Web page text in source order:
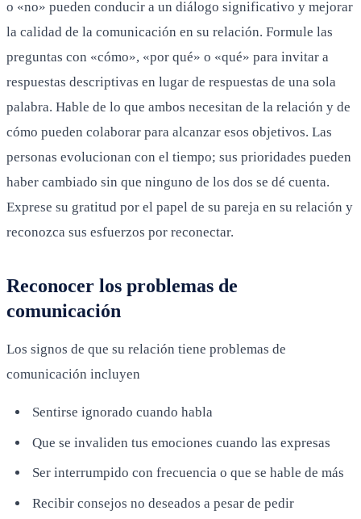
o «no» pueden conducir a un diálogo significativo y mejorar
la calidad de la comunicación en su relación. Formule las
preguntas con «cómo», «por qué» o «qué» para invitar a
respuestas descriptivas en lugar de respuestas de una sola
palabra. Hable de lo que ambos necesitan de la relación y de
cómo pueden colaborar para alcanzar esos objetivos. Las
personas evolucionan con el tiempo; sus prioridades pueden
haber cambiado sin que ninguno de los dos se dé cuenta.
Exprese su gratitud por el papel de su pareja en su relación y
reconozca sus esfuerzos por reconectar.
Reconocer los problemas de
comunicación
Los signos de que su relación tiene problemas de
comunicación incluyen
Sentirse ignorado cuando habla
Que se invaliden tus emociones cuando las expresas
Ser interrumpido con frecuencia o que se hable de más
Recibir consejos no deseados a pesar de pedir